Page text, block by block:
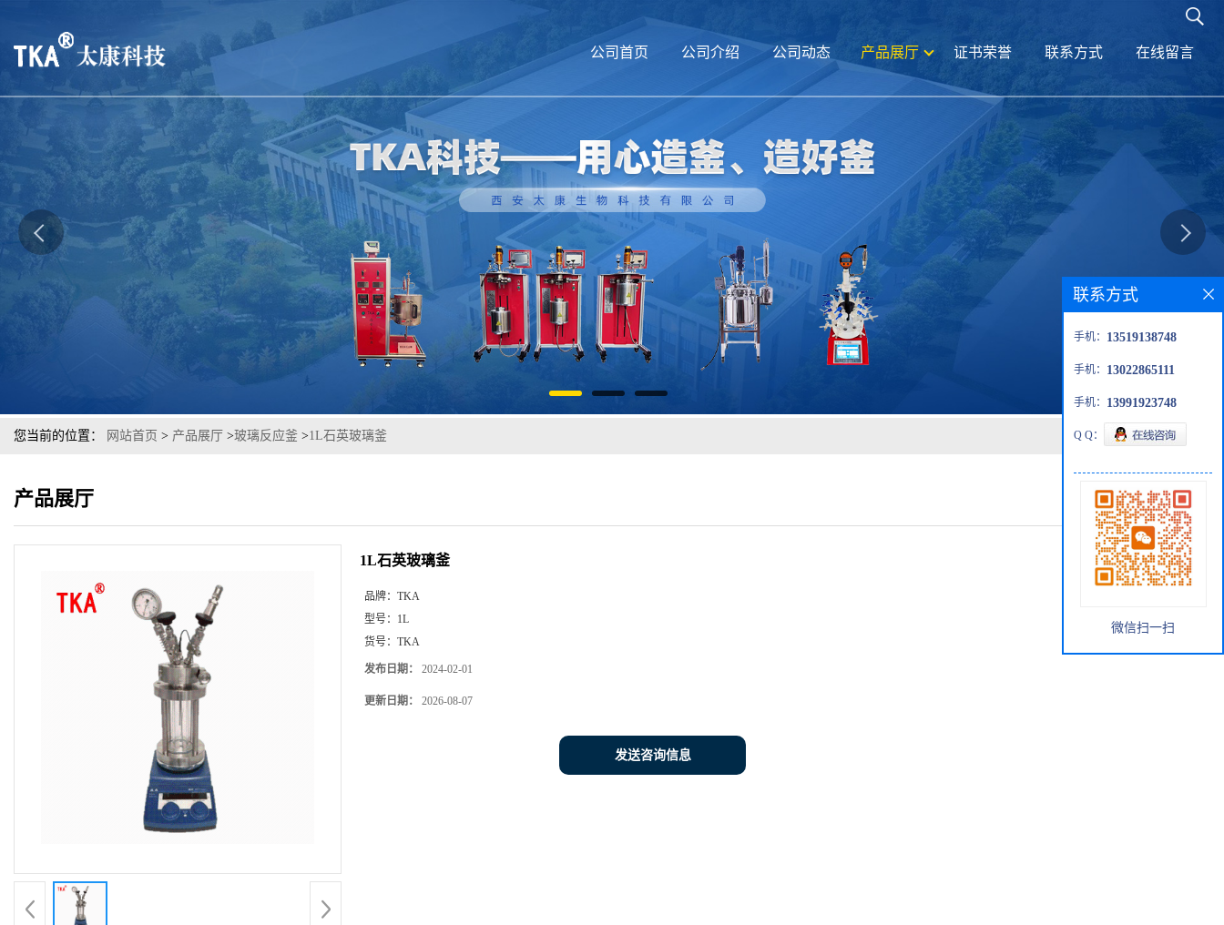
公司首页 公司介绍 公司动态 产品展厅 证书荣誉 联系方式 在线留言
您当前的位置： 网站首页 > 产品展厅 >玻璃反应釜 >1L石英玻璃釜
产品展厅
1L石英玻璃釜
品牌： TKA
型号： 1L
货号： TKA
发布日期： 2024-02-01
更新日期： 2026-08-07
发送咨询信息
联系方式
手机： 13519138748
手机： 13022865111
手机： 13991923748
Q Q：
微信扫一扫